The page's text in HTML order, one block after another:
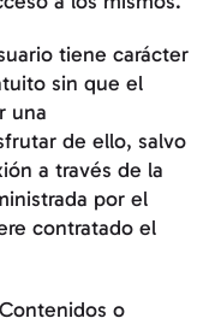
tiene carácter
sin que el
una
de ello, salvo
a través de la
por el
contratado el
o